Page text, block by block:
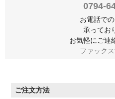
0794-
お電話で
承ってお
お気軽にご連
ファック
ご注文方法